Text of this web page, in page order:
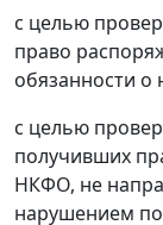
с целью
право
обязанности о
с целью
получивших
НКФО, не
нарушением